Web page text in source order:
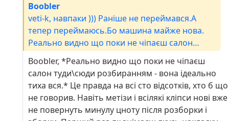
Boobler
veti-k, навпаки ))) Раніше не переймався.А
тепер переймаюсь.Бо машина майже нова.
Реально видно що поки не чіпаєш салон
туди\сюди розбиранням - вона ідеально тиха
вся. Не хочу це втрачати максимально
довго.Ну і зараз сиджу з багатьма
робмеженнями, то вигадую собі заняття :)
Boobler, *Реально видно що поки не чіпаєш
салон туди\сюди розбиранням - вона ідеально
тиха вся.* Це правда на всі сто відсотків, хто б що
не говорив. Навіть метізи і всілякі кліпси нові вже
не повернуть минулу цноту після розборки і